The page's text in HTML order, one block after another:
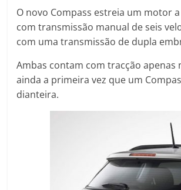
O novo Compass estreia um motor a
com transmissão manual de seis
com uma transmissão de dupla
Ambas contam com tracção
ainda a primeira vez que um
dianteira.